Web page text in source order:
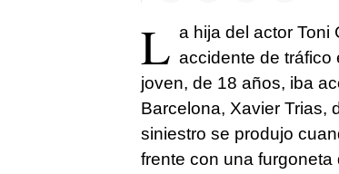
L a hija del actor Toni
accidente de tráfico
joven, de 18 años, iba
Barcelona, Xavier Trias,
siniestro se produjo
frente con una